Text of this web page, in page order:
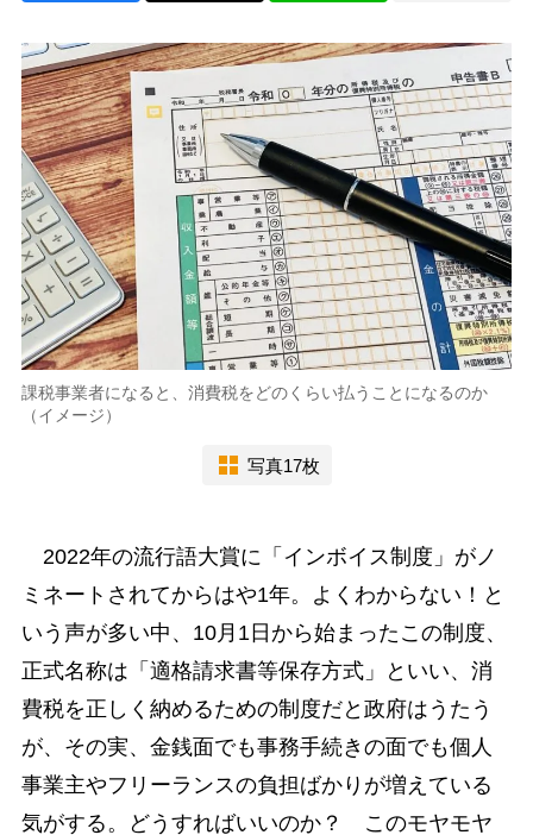
課税事業者になると、消費税をどのくらい払うことになるのか
（イメージ）
写真17枚
2022年の流行語大賞に「インボイス制度」がノ
ミネートされてからはや1年。よくわからない！と
いう声が多い中、10月1日から始まったこの制度、
正式名称は「適格請求書等保存方式」といい、消
費税を正しく納めるための制度だと政府はうたう
が、その実、金銭面でも事務手続きの面でも個人
事業主やフリーランスの負担ばかりが増えている
気がする。どうすればいいのか？ このモヤモヤ